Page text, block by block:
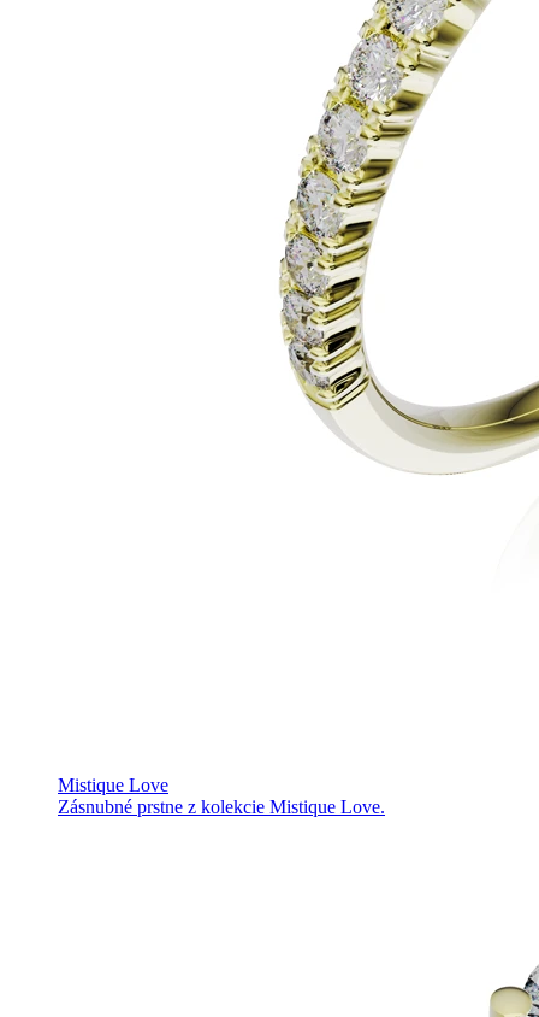
Mistique Love
Zásnubné prstne z kolekcie Mistique Love.